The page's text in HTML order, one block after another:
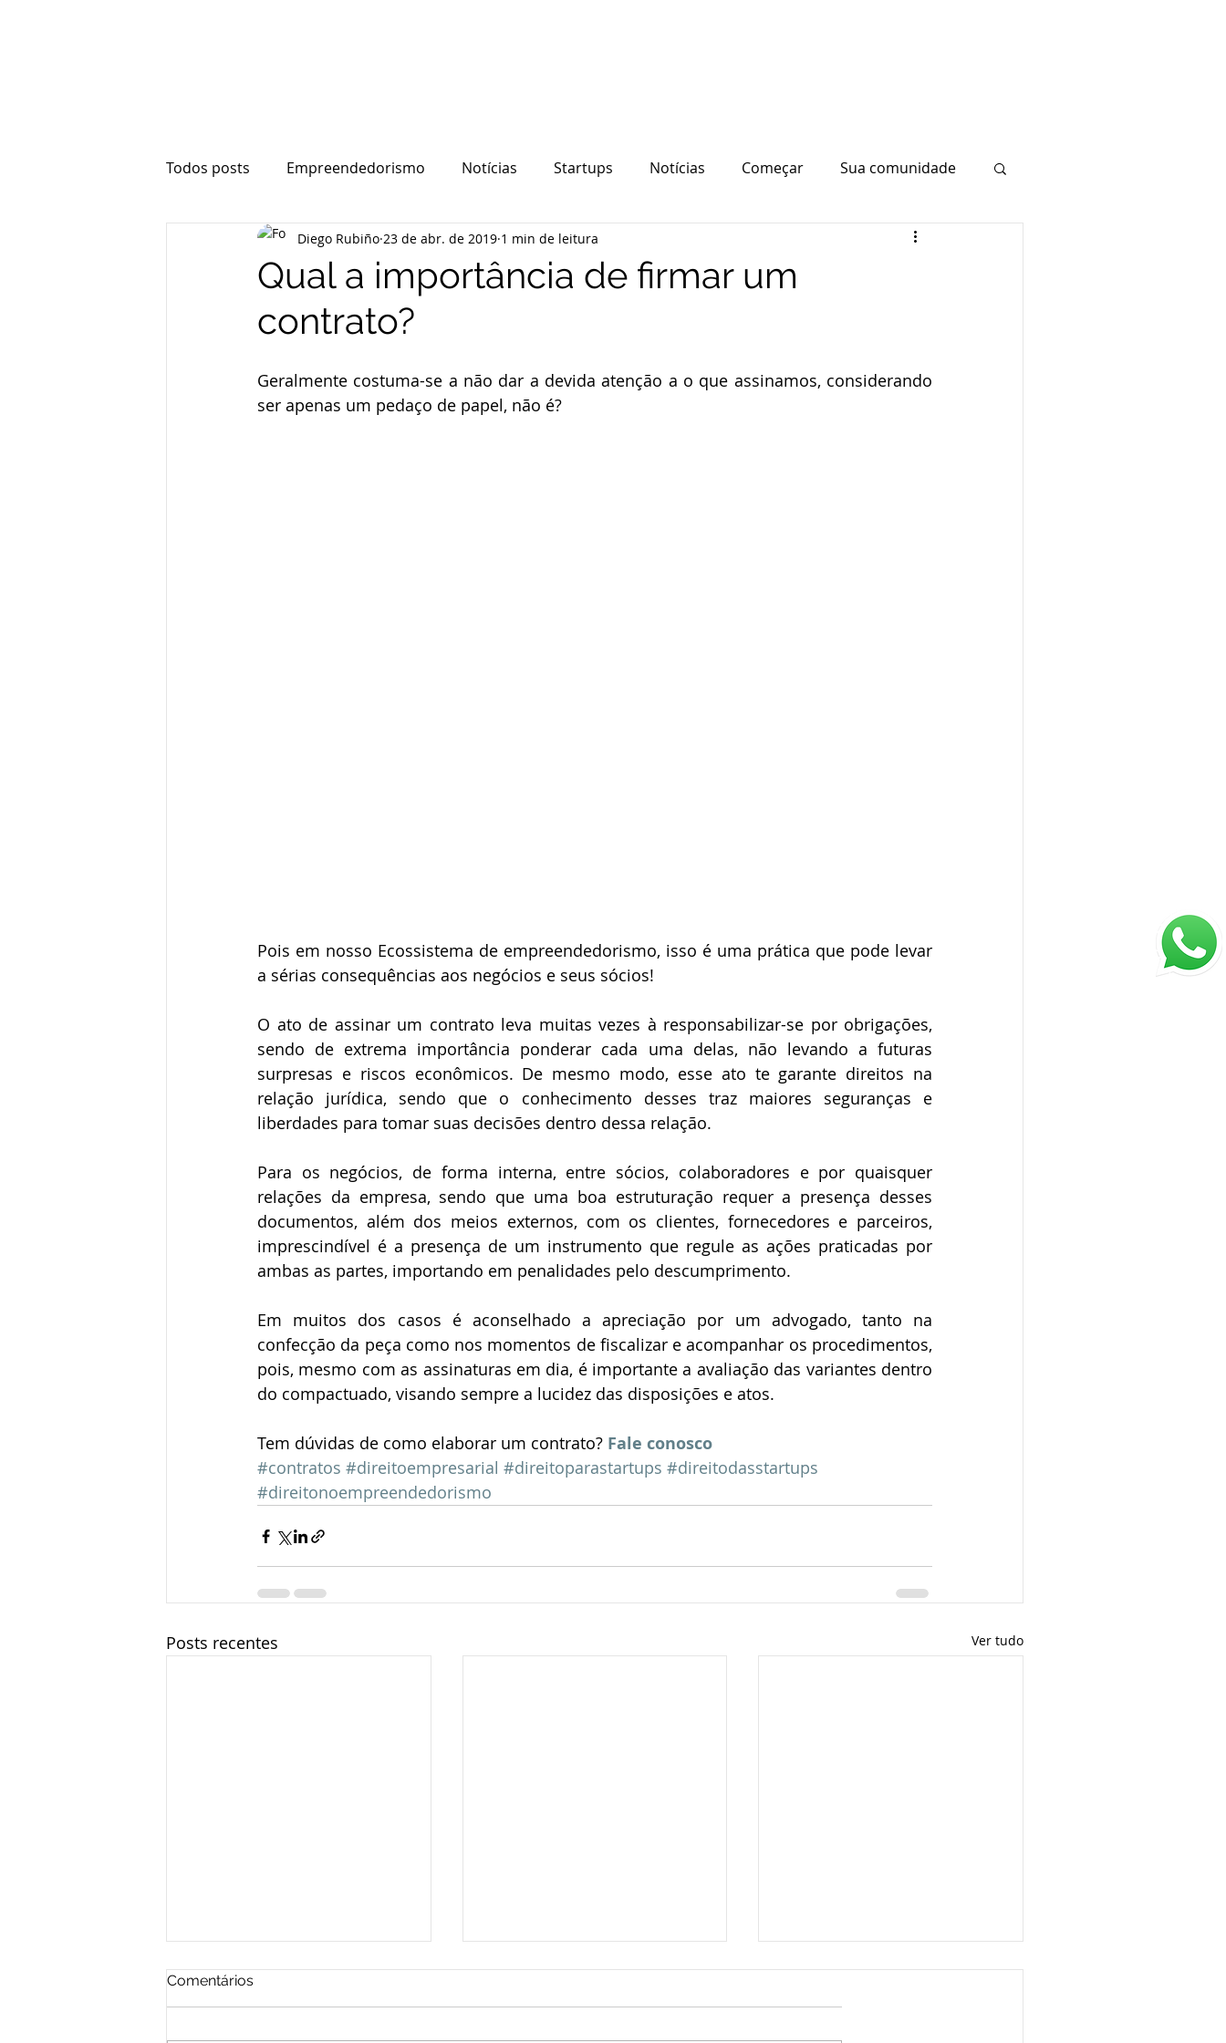
Todos posts Empreendedorismo Notícias Startups Notícias Começar Sua comunidade
Contratos Equipe Ecossistema
Qual a importância de firmar um
contrato?
Diego Rubiño 23 de abr. de 2019 1 min de leitura
Geralmente costuma-se a não dar a devida atenção a o que assinamos, considerando
ser apenas um pedaço de papel, não é?
Pois em nosso Ecossistema de empreendedorismo, isso é uma prática que pode levar
a sérias consequências aos negócios e seus sócios!
O ato de assinar um contrato leva muitas vezes à responsabilizar-se por obrigações,
sendo de extrema importância ponderar cada uma delas, não levando a futuras
surpresas e riscos econômicos. De mesmo modo, esse ato te garante direitos na
relação jurídica, sendo que o conhecimento desses traz maiores seguranças e
liberdades para tomar suas decisões dentro dessa relação.
Para os negócios, de forma interna, entre sócios, colaboradores e por quaisquer
relações da empresa, sendo que uma boa estruturação requer a presença desses
documentos, além dos meios externos, com os clientes, fornecedores e parceiros,
imprescindível é a presença de um instrumento que regule as ações praticadas por
ambas as partes, importando em penalidades pelo descumprimento.
Em muitos dos casos é aconselhado a apreciação por um advogado, tanto na
confecção da peça como nos momentos de fiscalizar e acompanhar os procedimentos,
pois, mesmo com as assinaturas em dia, é importante a avaliação das variantes dentro
do compactuado, visando sempre a lucidez das disposições e atos.
Tem dúvidas de como elaborar um contrato? Fale conosco
#contratos #direitoempresarial #direitoparastartups #direitodasstartups
#direitonoempreendedorismo
Posts recentes Ver tudo
Comentários